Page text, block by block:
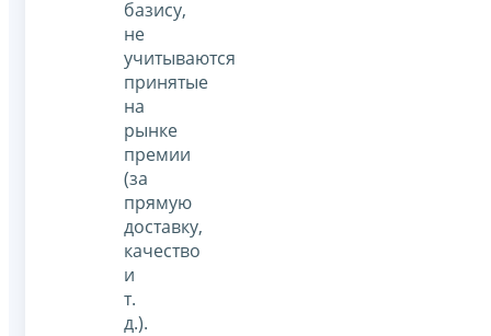
базису,
не
учитываются
принятые
на
рынке
премии
(за
прямую
доставку,
качество
и
т.
д.).